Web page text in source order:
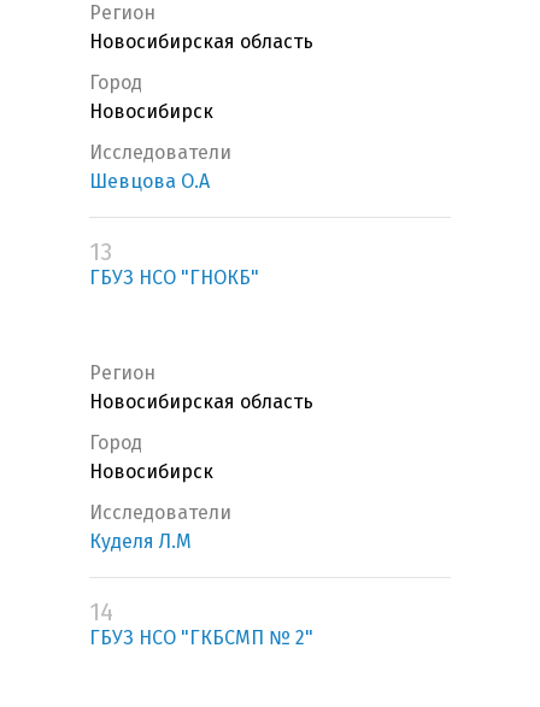
Регион
Новосибирская область
Город
Новосибирск
Исследователи
Шевцова О.А
13
ГБУЗ НСО "ГНОКБ"
Регион
Новосибирская область
Город
Новосибирск
Исследователи
Куделя Л.М
14
ГБУЗ НСО "ГКБСМП № 2"